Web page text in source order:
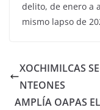
delito, de enero a
mismo lapso de
XOCHIMILCAS
NTEONES
AMPLÍA OAPAS